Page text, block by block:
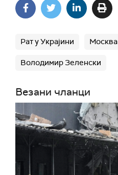
Рат у Украјини Москва
Володимир Зеленски
Везани чланци